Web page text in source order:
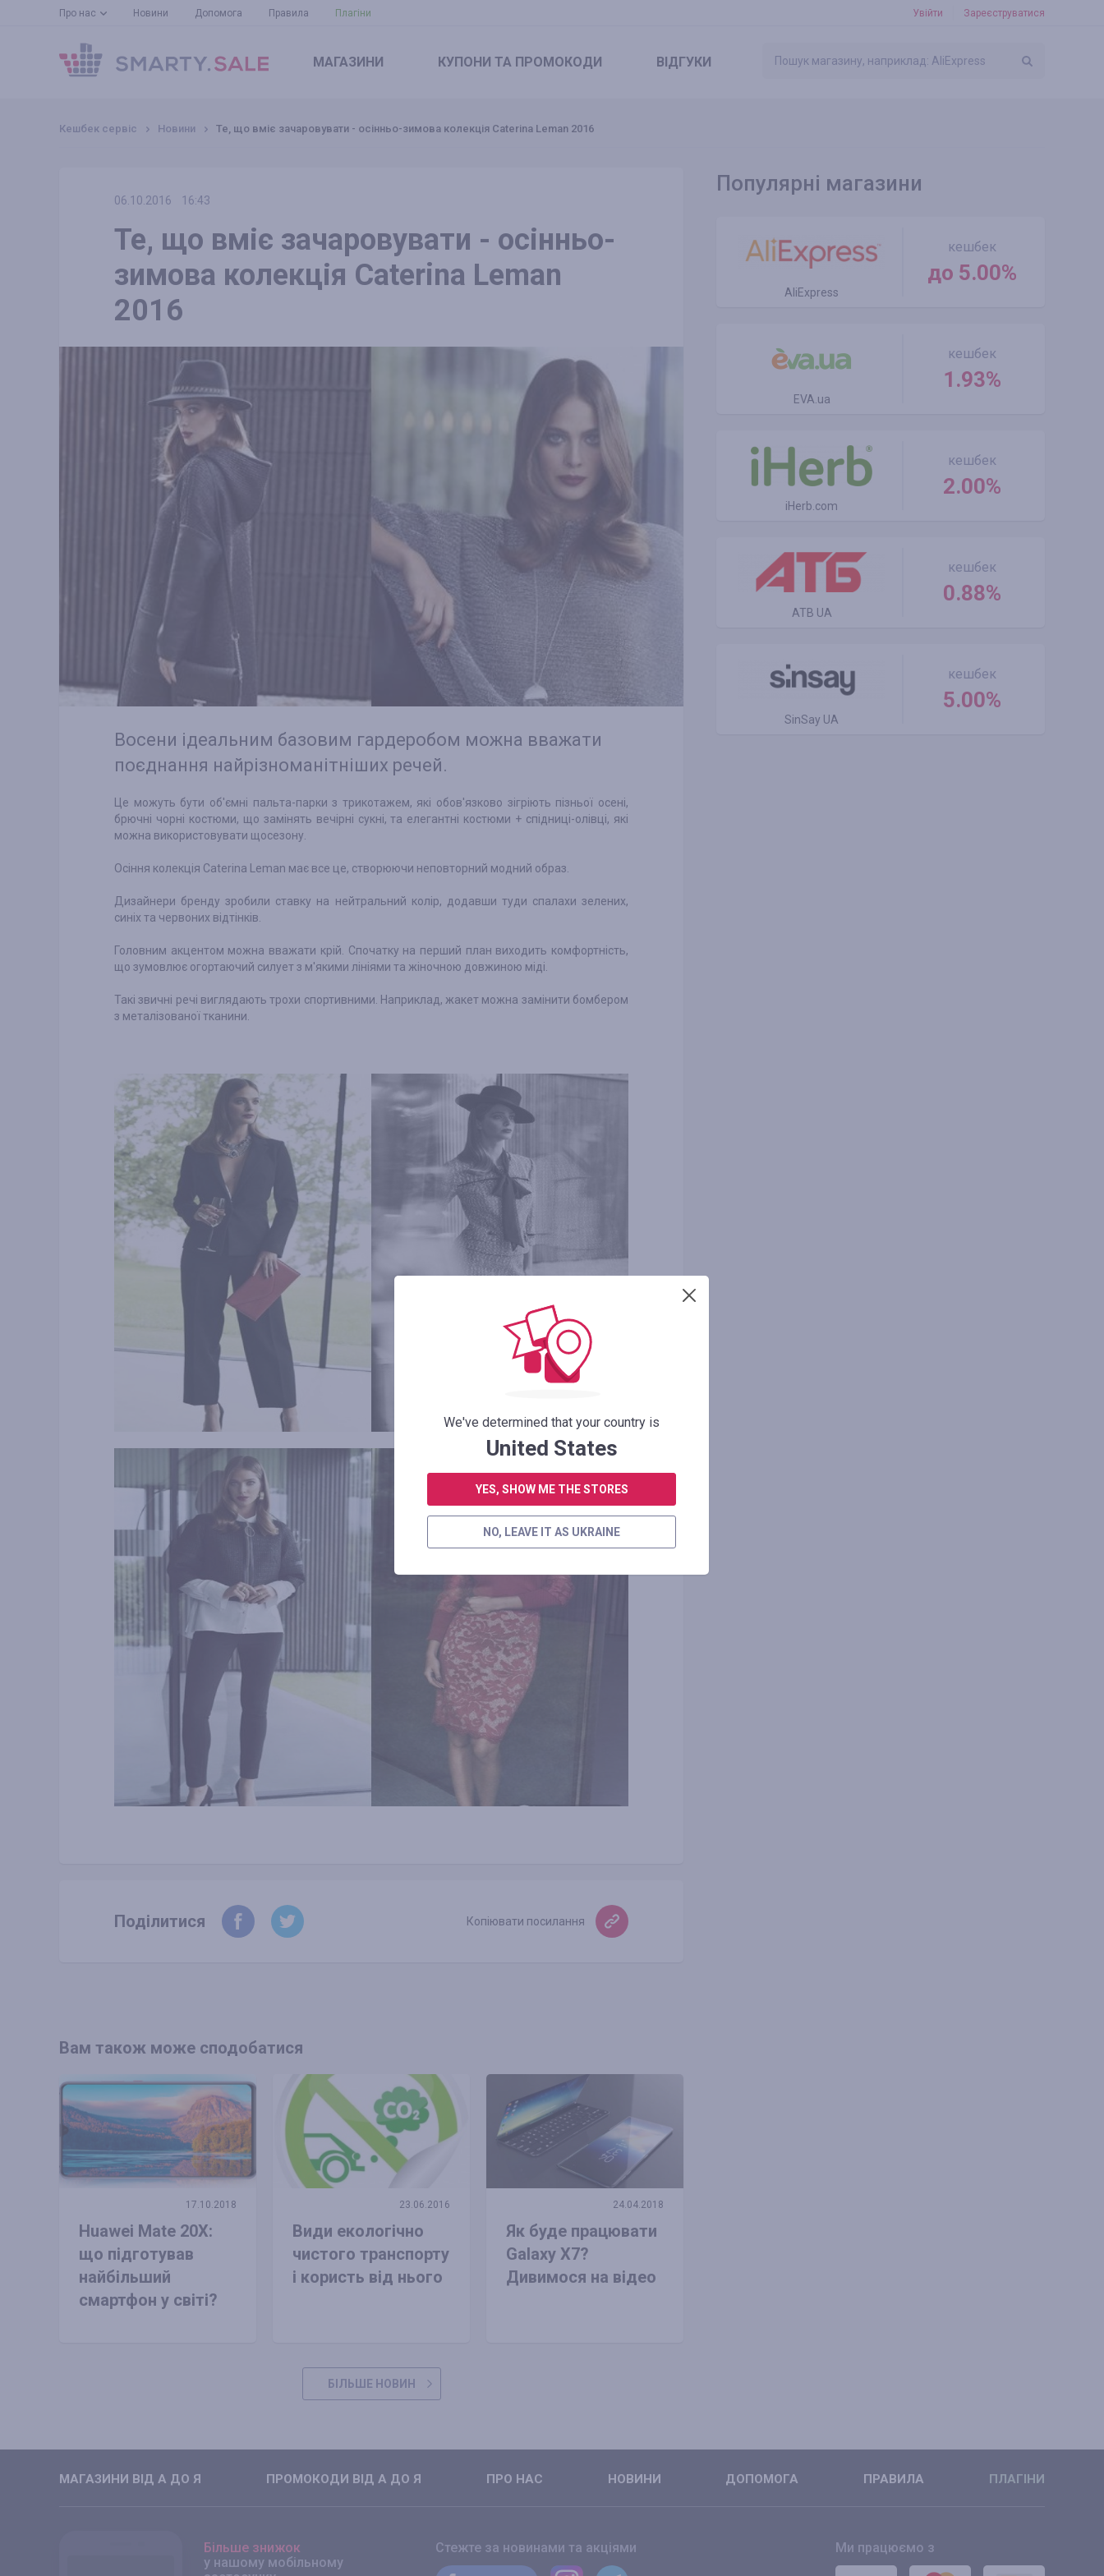
Про нас Новини Допомога Правила Плагіни Увійти Зареєструватися
МАГАЗИНИ КУПОНИ ТА ПРОМОКОДИ ВІДГУКИ
Кешбек сервіс Новини Те, що вміє зачаровувати - осінньо-зимова колекція Caterina Leman 2016
06.10.2016 16:43
Те, що вміє зачаровувати - осінньо-
зимова колекція Caterina Leman
2016
Восени ідеальним базовим гардеробом можна вважати
поєднання найрізноманітніших речей.
Це можуть бути об'ємні пальта-парки з трикотажем, які обов'язково зігріють пізньої осені,
брючні чорні костюми, що замінять вечірні сукні, та елегантні костюми + спідниці-олівці, які
можна використовувати щосезону.
Осіння колекція Caterina Leman має все це, створюючи неповторний модний образ.
Дизайнери бренду зробили ставку на нейтральний колір, додавши туди спалахи зелених,
синіх та червоних відтінків.
Головним акцентом можна вважати крій. Спочатку на перший план виходить комфортність,
що зумовлює огортаючий силует з м'якими лініями та жіночною довжиною міді.
Такі звичні речі виглядають трохи спортивними. Наприклад, жакет можна замінити бомбером
з металізованої тканини.
Поділитися Копіювати посилання
Вам також може сподобатися
17.10.2018
Huawei Mate 20X:
що підготував
найбільший
смартфон у світі?
23.06.2016
Види екологічно
чистого транспорту
і користь від нього
24.04.2018
Як буде працювати
Galaxy X7?
Дивимося на відео
БІЛЬШЕ НОВИН
Популярні магазини
AliExpress
кешбек
до 5.00%
EVA.ua
кешбек
1.93%
iHerb.com
кешбек
2.00%
ATB UA
кешбек
0.88%
SinSay UA
кешбек
5.00%
МАГАЗИНИ ВIД А ДО Я ПРОМОКОДИ ВIД А ДО Я ПРО НАС НОВИНИ ДОПОМОГА ПРАВИЛА ПЛАГІНИ
Більше знижок
у нашому мобільному
Ми працюємо з
Стежте за новинами та акціями
We've determined that your country is
United States
YES, SHOW ME THE STORES
NO, LEAVE IT AS UKRAINE